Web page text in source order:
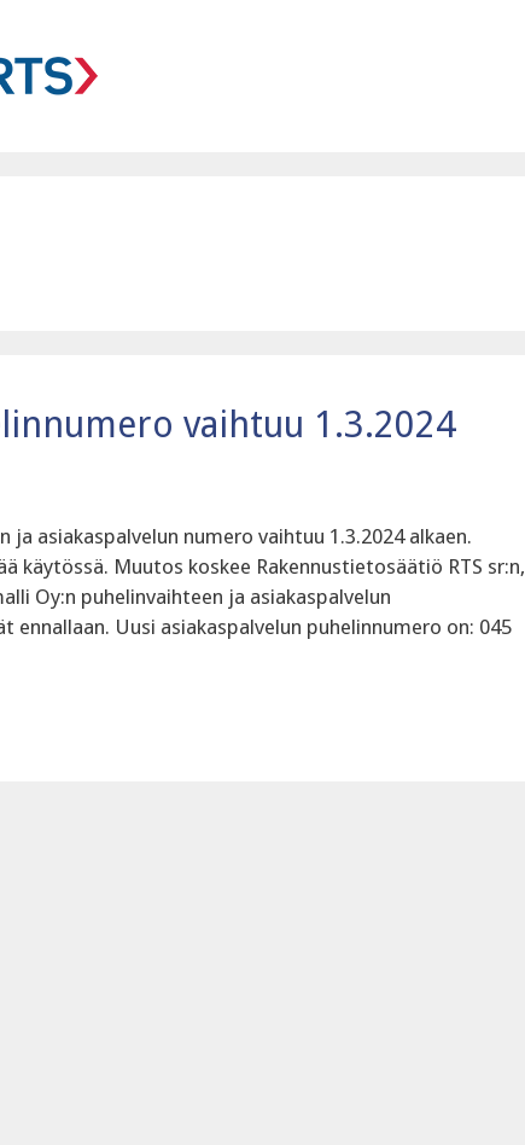
vaihtuu 1.3.2024
ja asiakaspalvelun numero vaihtuu 1.3.2024 alkaen.
käytössä. Muutos koskee Rakennustietosäätiö RTS sr:n,
Oy:n puhelinvaihteen ja asiakaspalvelun
ennallaan. Uusi asiakaspalvelun puhelinnumero on: 045